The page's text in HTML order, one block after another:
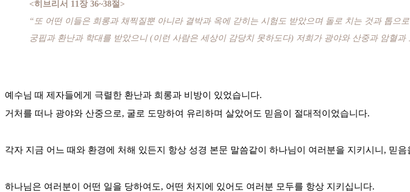
<히브리서 11장 36~38절>
“또 어떤 이들은 희롱과 채찍질뿐 아니라 결박과 옥에 갇히는 시험도 받았으며 돌로 치는 것과 톱으
궁핍과 환난과 학대를 받았으니 (이런 사람은 세상이 감당치 못하도다) 저희가 광야와 산중과 암혈과
예수님 때 제자들에게 극렬한 환난과 희롱과 비방이 있었습니다.
거처를 떠나 광야와 산중으로, 굴로 도망하여 유리하며 살았어도 믿음이 절대적이었습니다.
각자 지금 어느 때와 환경에 처해 있든지 항상 성경 본문 말씀같이 하나님이 여러분을 지키시니, 믿
하나님은 여러분이 어떤 일을 당하여도, 어떤 처지에 있어도 여러분 모두를 항상 지키십니다.